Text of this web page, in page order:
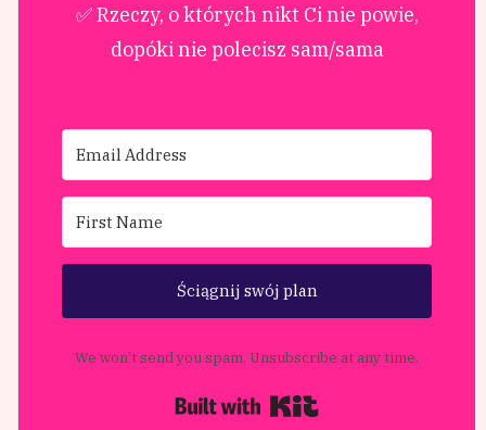
✅ Rzeczy, o których nikt Ci nie powie,
dopóki nie polecisz sam/sama
Ściągnij swój plan
We won’t send you spam. Unsubscribe at any time.